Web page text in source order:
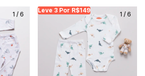
Leve 3 Por R$179 Leve
1 / 6
Leve 3 Por R$149
Leve 3 Por R$149
1 / 6